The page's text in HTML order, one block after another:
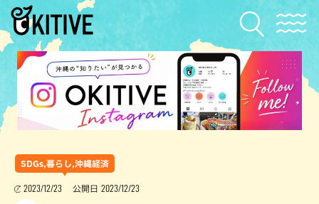
SDGs,暮らし,沖縄経済
2023/12/23 公開日 2023/12/23